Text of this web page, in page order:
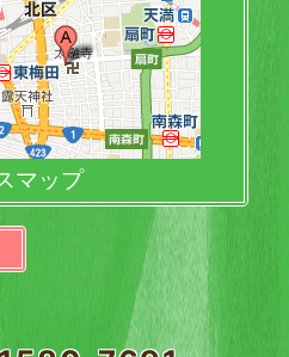
マップ